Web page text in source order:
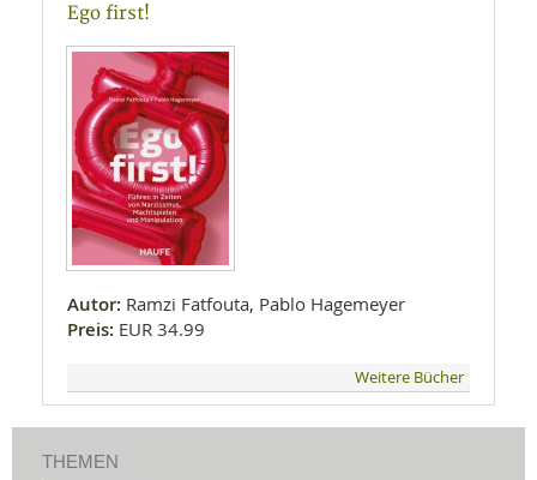
Ego first!
Autor: Ramzi Fatfouta, Pablo Hagemeyer
Preis: EUR 34.99
Weitere Bücher
THEMEN